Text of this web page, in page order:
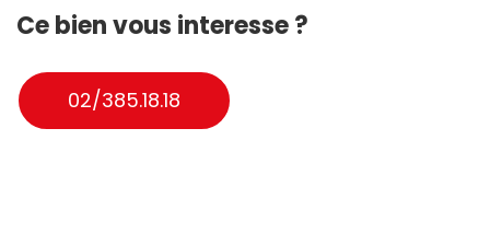
Ce bien vous interesse ?
02/385.18.18